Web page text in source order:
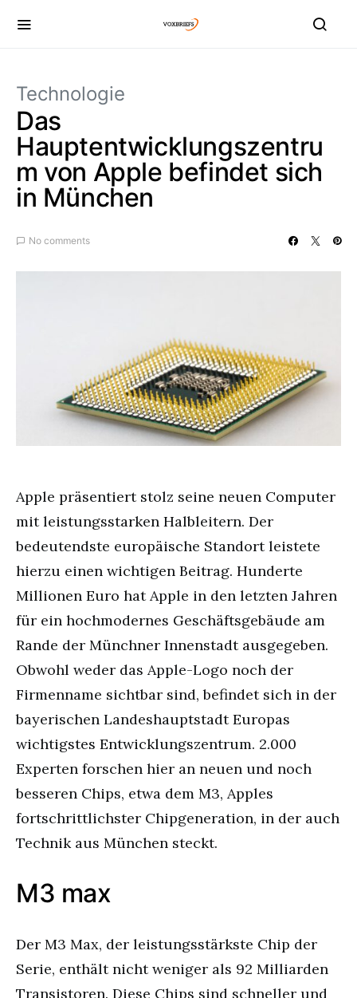
Technologie
Das
Hauptentwicklungszentru
m von Apple befindet sich
in München
No comments
Apple präsentiert stolz seine neuen Computer
mit leistungsstarken Halbleitern. Der
bedeutendste europäische Standort leistete
hierzu einen wichtigen Beitrag. Hunderte
Millionen Euro hat Apple in den letzten Jahren
für ein hochmodernes Geschäftsgebäude am
Rande der Münchner Innenstadt ausgegeben.
Obwohl weder das Apple-Logo noch der
Firmenname sichtbar sind, befindet sich in der
bayerischen Landeshauptstadt Europas
wichtigstes Entwicklungszentrum. 2.000
Experten forschen hier an neuen und noch
besseren Chips, etwa dem M3, Apples
fortschrittlichster Chipgeneration, in der auch
Technik aus München steckt.
M3 max
Der M3 Max, der leistungsstärkste Chip der
Serie, enthält nicht weniger als 92 Milliarden
Transistoren. Diese Chips sind schneller und